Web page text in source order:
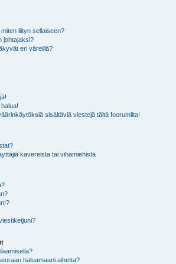
liityn sellaiseen?
johtajaksi?
eri väreillä?
sisältäviä viestejä tältä foorumilta!
kavereista tai vihamiehistä
haluamaani aihetta?